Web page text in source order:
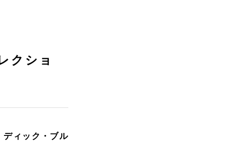
クショ
ディック・ブル